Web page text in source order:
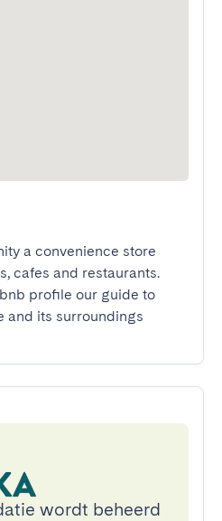
a convenience store
cafes and restaurants.
profile our guide to
and its surroundings
wordt beheerd